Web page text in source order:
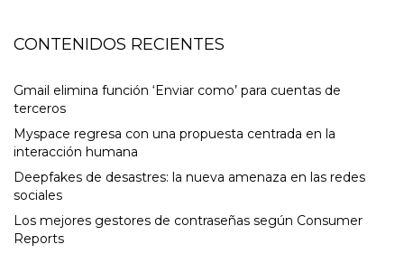
CONTENIDOS RECIENTES
Gmail elimina función ‘Enviar como’ para cuentas de
terceros
Myspace regresa con una propuesta centrada en la
interacción humana
Deepfakes de desastres: la nueva amenaza en las redes
sociales
Los mejores gestores de contraseñas según Consumer
Reports